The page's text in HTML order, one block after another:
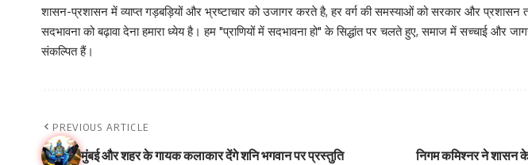
शासन-प्रशासन में व्याप्त गड़बड़ियों और भ्रष्टाचार को उजागर करते है, हर वर्ग की समस्याओं को सरकार और
सदभावना को बढ़ावा देना हमारा ध्येय है। हम "प्राणियों में सदभावना हो" के सिद्धांत पर चलते हुए, समाज में सच्चाई और
संकल्पित हैं।
PREVIOUS ARTICLE
मुंबई और शहर के गायक कलाकार देंगे शनि भगवान पर प्रस्तुति निगम कमिश्नर ने शासन